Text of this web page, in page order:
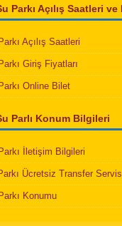
Parkı Açılış Saatleri ve
Açılış Saatleri
Giriş Fiyatları
Online Bilet
Parlı Konum Bilgileri
İletişim Bilgileri
Ücretsiz Transfer
Konumu